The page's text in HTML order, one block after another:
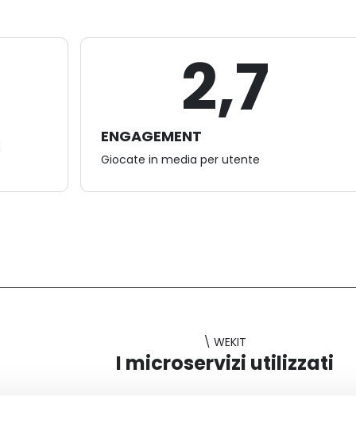
2,7
ENGAGEMENT
Giocate in media per utente
\ WEKIT
I microservizi utilizzati